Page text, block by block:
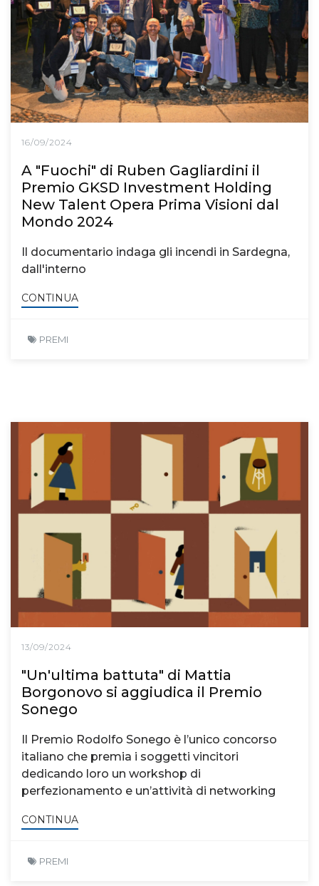
16/09/2024
A "Fuochi" di Ruben Gagliardini il
Premio GKSD Investment Holding
New Talent Opera Prima Visioni dal
Mondo 2024
Il documentario indaga gli incendi in Sardegna,
dall'interno
CONTINUA
PREMI
13/09/2024
"Un'ultima battuta" di Mattia
Borgonovo si aggiudica il Premio
Sonego
Il Premio Rodolfo Sonego è l’unico concorso
italiano che premia i soggetti vincitori
dedicando loro un workshop di
perfezionamento e un’attività di networking
CONTINUA
PREMI